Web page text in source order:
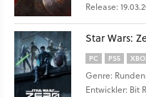
Release:
Star Wars:
PC PS5
Genre:
Entwickler: Bit